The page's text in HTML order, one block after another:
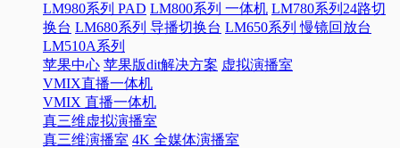
LM980系列 PAD LM800系列 一体机 LM780系列24路切
换台 LM680系列 导播切换台 LM650系列 慢镜回放台
LM510A系列
苹果中心 苹果版dit解决方案 虚拟演播室
VMIX直播一体机
VMIX 直播一体机
真三维虚拟演播室
真三维演播室 4K 全媒体演播室